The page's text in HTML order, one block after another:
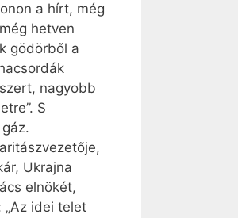
a hírt, még
hetven
gödörből a
nagyobb
S
Ukrajna
elnökét,
„Az idei telet